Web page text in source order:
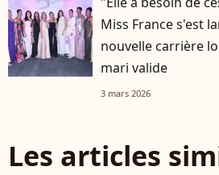
Miss France s'est
nouvelle carrière
mari valide
3 mars 2026
Les articles